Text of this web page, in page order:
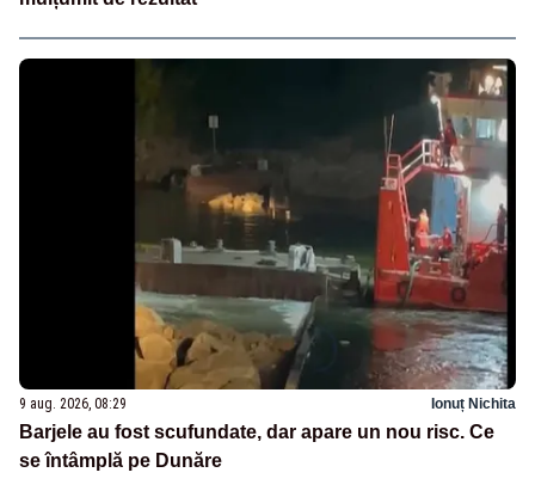
9 aug. 2026, 08:29 Ionuț Nichita
Barjele au fost scufundate, dar apare un nou risc. Ce
se întâmplă pe Dunăre